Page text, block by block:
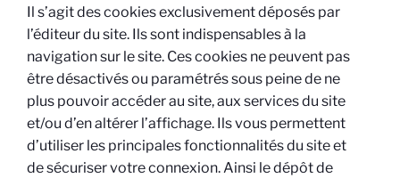
Il s’agit des cookies exclusivement déposés par
l’éditeur du site. Ils sont indispensables à la
navigation sur le site. Ces cookies ne peuvent pas
être désactivés ou paramétrés sous peine de ne
plus pouvoir accéder au site, aux services du site
et/ou d’en altérer l’affichage. Ils vous permettent
d’utiliser les principales fonctionnalités du site et
de sécuriser votre connexion. Ainsi le dépôt de